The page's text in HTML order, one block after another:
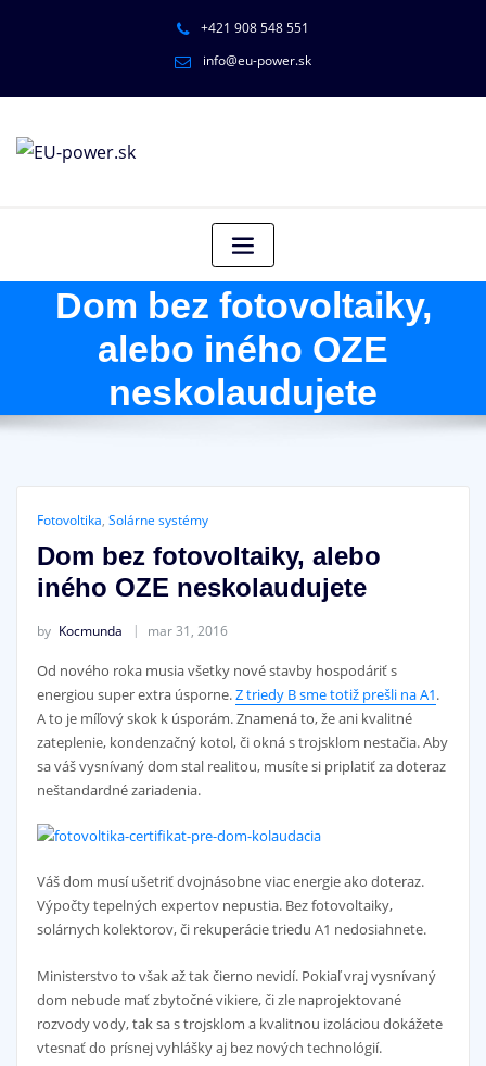
+421 908 548 551
info@eu-power.sk
Dom bez fotovoltaiky,
alebo iného OZE
neskolaudujete
Fotovoltika, Solárne systémy
Dom bez fotovoltaiky, alebo
iného OZE neskolaudujete
by Kocmunda mar 31, 2016
Od nového roka musia všetky nové stavby hospodáriť s
energiou super extra úsporne.Z triedy B sme totiž prešli na A1.
A to je míľový skok k úsporám. Znamená to, že ani kvalitné
zateplenie, kondenzačný kotol, či okná s trojsklom nestačia. Aby
sa váš vysnívaný dom stal realitou, musíte si priplatiť za doteraz
neštandardné zariadenia.
Váš dom musí ušetriť dvojnásobne viac energie ako doteraz.
Výpočty tepelných expertov nepustia. Bez fotovoltaiky,
solárnych kolektorov, či rekuperácie triedu A1 nedosiahnete.
Ministerstvo to však až tak čierno nevidí. Pokiaľ vraj vysnívaný
dom nebude mať zbytočné vikiere, či zle naprojektované
rozvody vody, tak sa s trojsklom a kvalitnou izoláciou dokážete
vtesnať do prísnej vyhlášky aj bez nových technológií.